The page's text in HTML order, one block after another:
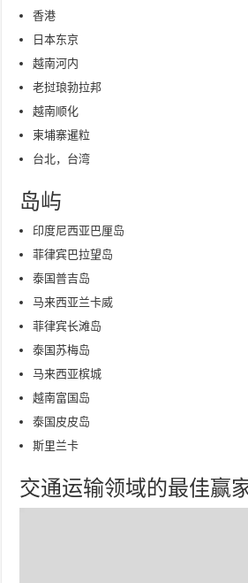
香港
日本东京
越南河内
老挝琅勃拉邦
越南顺化
柬埔寨暹粒
台北，台湾
岛屿
印度尼西亚巴厘岛
菲律宾巴拉望岛
泰国普吉岛
马来西亚兰卡威
菲律宾长滩岛
泰国苏梅岛
马来西亚槟城
越南富国岛
泰国皮皮岛
斯里兰卡
交通运输领域的最佳赢